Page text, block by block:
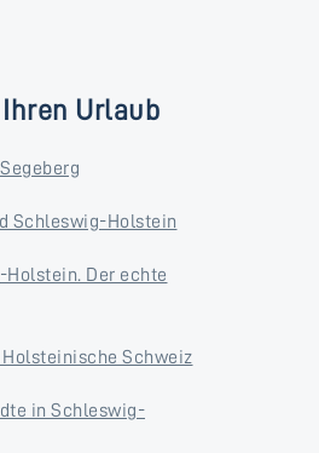
Urlaub
Schleswig-Holstein
Der echte
Schweiz
in Schleswig-